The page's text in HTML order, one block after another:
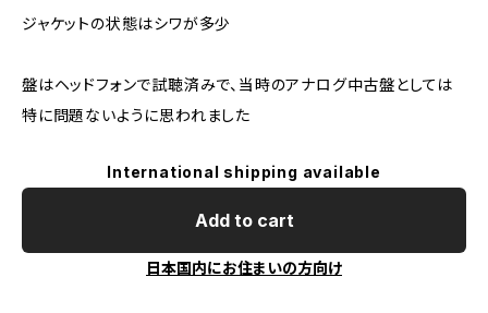
ジャケットの状態はシワが多少
盤はヘッドフォンで試聴済みで、当時のアナログ中古盤としては
特に問題ないように思われました
International shipping available
Add to cart
日本国内にお住まいの方向け